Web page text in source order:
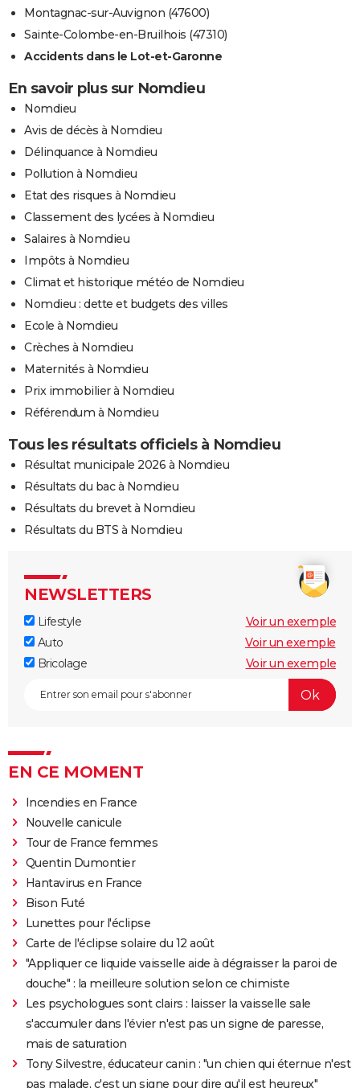
Montagnac-sur-Auvignon (47600)
Sainte-Colombe-en-Bruilhois (47310)
Accidents dans le Lot-et-Garonne
En savoir plus sur Nomdieu
Nomdieu
Avis de décès à Nomdieu
Délinquance à Nomdieu
Pollution à Nomdieu
Etat des risques à Nomdieu
Classement des lycées à Nomdieu
Salaires à Nomdieu
Impôts à Nomdieu
Climat et historique météo de Nomdieu
Nomdieu : dette et budgets des villes
Ecole à Nomdieu
Crèches à Nomdieu
Maternités à Nomdieu
Prix immobilier à Nomdieu
Référendum à Nomdieu
Tous les résultats officiels à Nomdieu
Résultat municipale 2026 à Nomdieu
Résultats du bac à Nomdieu
Résultats du brevet à Nomdieu
Résultats du BTS à Nomdieu
NEWSLETTERS
Lifestyle
Voir un exemple
Auto
Voir un exemple
Bricolage
Voir un exemple
EN CE MOMENT
Incendies en France
Nouvelle canicule
Tour de France femmes
Quentin Dumontier
Hantavirus en France
Bison Futé
Lunettes pour l'éclipse
Carte de l'éclipse solaire du 12 août
"Appliquer ce liquide vaisselle aide à dégraisser la paroi de
douche" : la meilleure solution selon ce chimiste
Les psychologues sont clairs : laisser la vaisselle sale
s'accumuler dans l'évier n'est pas un signe de paresse,
mais de saturation
Tony Silvestre, éducateur canin : "un chien qui éternue n'est
pas malade, c'est un signe pour dire qu'il est heureux"